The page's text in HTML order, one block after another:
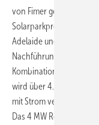
von Fimer geplant,
Solarparkprojekt
Adelaide und umfasst
Nachführung und elf
Kombination mit der
wird über 4.850 MWh
mit Strom versorgen.
Das 4 MW Renmark